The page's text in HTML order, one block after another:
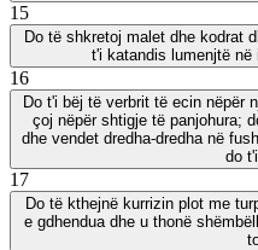
15
Do të shkretoj malet dhe kodrat
t'i katandis lumenjtë në
16
Do t'i bëj të verbrit të ecin nëpër
çoj nëpër shtigje të panjohura;
dhe vendet dredha-dredha në
do
17
Do të kthejnë kurrizin plot me
e gdhendua dhe u thonë